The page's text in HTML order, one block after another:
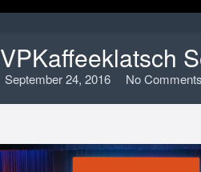
September 24, 2016 No